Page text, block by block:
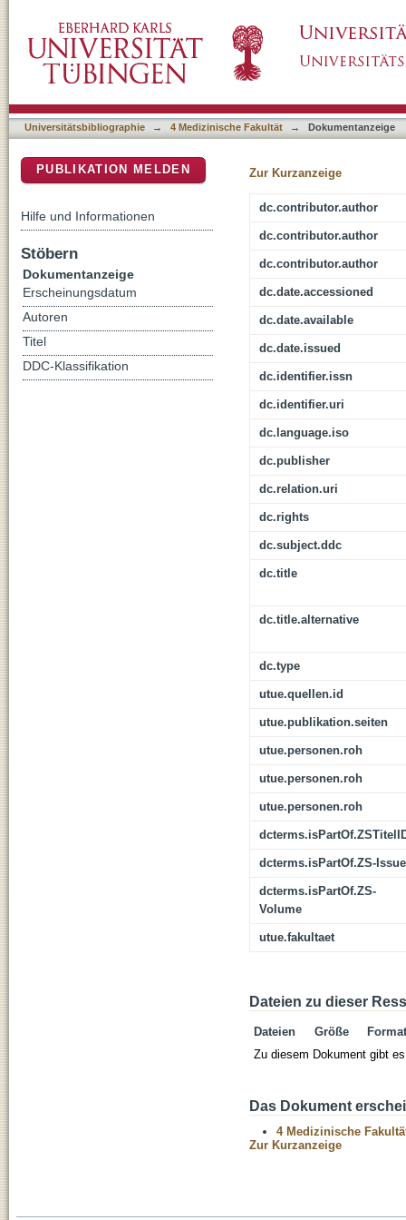
Universitätsbibliographie → 4 Medizinische Fakultät → Dokumentanzeige
Zur Kurzanzeige
dc.contributor.author
dc.contributor.author
dc.contributor.author
dc.date.accessioned
dc.date.available
dc.date.issued
dc.identifier.issn
dc.identifier.uri
dc.language.iso
dc.publisher
dc.relation.uri
dc.rights
dc.subject.ddc
dc.title
dc.title.alternative
dc.type
utue.quellen.id
utue.publikation.seiten
utue.personen.roh
utue.personen.roh
utue.personen.roh
dcterms.isPartOf.ZS-Issue
dcterms.isPartOf.ZS-
Volume
utue.fakultaet
Dateien zu dieser
Dateien Größe
Format
Zu diesem Dokument gibt
Das Dokument
4 Medizinische
Zur Kurzanzeige
PUBLIKATION MELDEN
Hilfe und Informationen
Stöbern
Dokumentanzeige
Erscheinungsdatum
Autoren
Titel
DDC-Klassifikation